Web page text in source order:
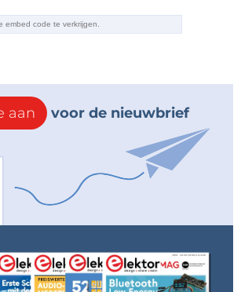
aan voor de nieuwbrief